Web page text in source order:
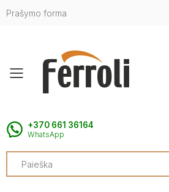
Prašymo forma
Toggle mobile menu
+370 661 36164
WhatsApp
Search